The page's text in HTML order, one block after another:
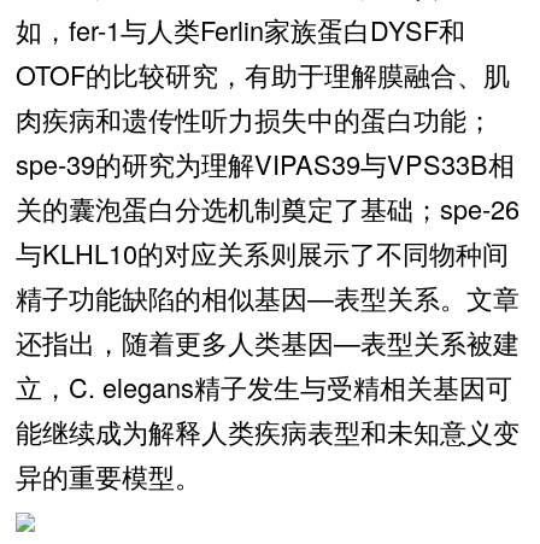
如，fer-1与人类Ferlin家族蛋白DYSF和
OTOF的比较研究，有助于理解膜融合、肌
肉疾病和遗传性听力损失中的蛋白功能；
spe-39的研究为理解VIPAS39与VPS33B相
关的囊泡蛋白分选机制奠定了基础；spe-26
与KLHL10的对应关系则展示了不同物种间
精子功能缺陷的相似基因—表型关系。文章
还指出，随着更多人类基因—表型关系被建
立，C. elegans精子发生与受精相关基因可
能继续成为解释人类疾病表型和未知意义变
异的重要模型。